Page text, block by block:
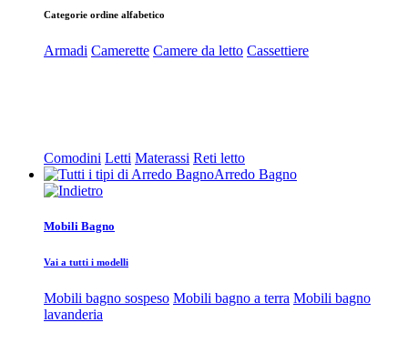
Categorie ordine alfabetico
Armadi Camerette Camere da letto Cassettiere
Comodini Letti Materassi Reti letto
Arredo Bagno
Mobili Bagno
Vai a tutti i modelli
Mobili bagno sospeso Mobili bagno a terra Mobili bagno
lavanderia